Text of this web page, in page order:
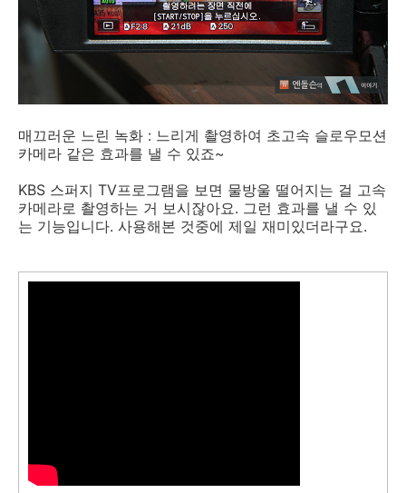
매끄러운 느린 녹화 : 느리게 촬영하여 초고속 슬로우모션
카메라 같은 효과를 낼 수 있죠~
KBS 스퍼지 TV프로그램을 보면 물방울 떨어지는 걸 고속
카메라로 촬영하는 거 보시잖아요. 그런 효과를 낼 수 있
는 기능입니다. 사용해본 것중에 제일 재미있더라구요.